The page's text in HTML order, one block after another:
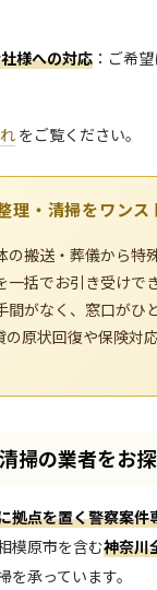
様への対応 ：ご希
をご覧ください。
理・清掃をワンス
の搬送・葬儀から特
一括でお引き受けで
間がなく、窓口がひ
の原状回復や保険対
掃の業者をお
拠点を置く警察案件
模原市を含む神奈川
承っています。